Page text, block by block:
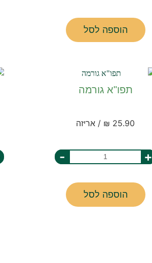
הוספה לסל
תפו"א גורמה
25.90 ₪ / אריזה
+
-
הוספה לסל